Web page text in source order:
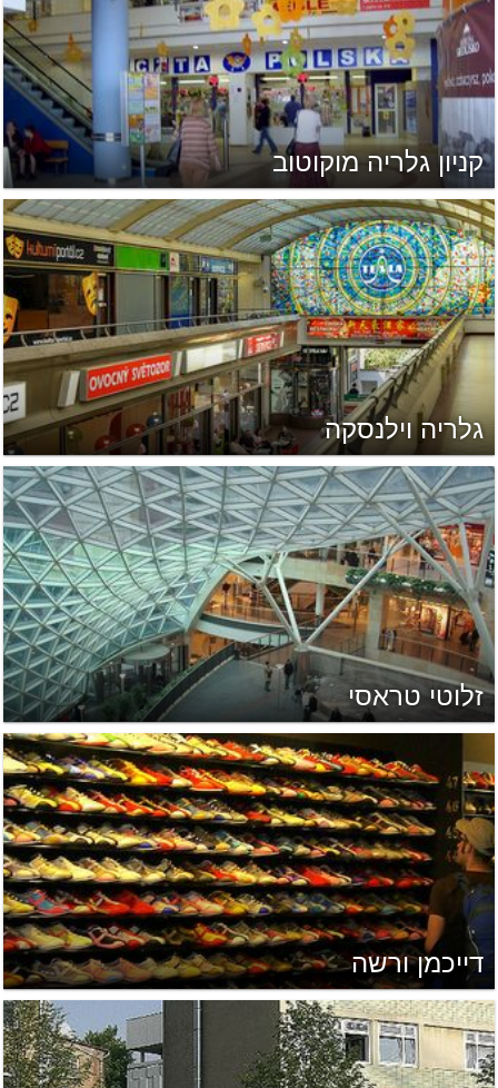
קניון גלריה מוקוטוב
גלריה וילנסקה
זלוטי טראסי
דייכמן ורשה